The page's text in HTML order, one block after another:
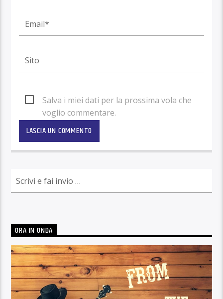
Salva i miei dati per la prossima vola che
voglio commentare.
ORA IN ONDA